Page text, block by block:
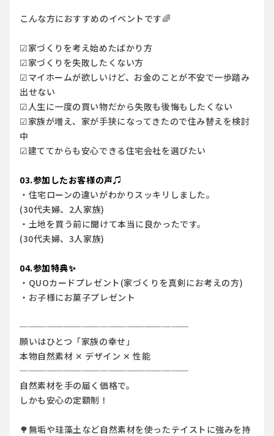
こんな方におすすめのイベントです🌈
☑家づくりを考え始めたばかり方
☑家づくりを失敗したくない方
☑マイホームが欲しいけど、お金のことが不安で一歩踏み
出せない
☑人生に一度の買い物だから失敗も後悔もしたくない
☑家族が増え、家が手狭になってきたので住み替えを検討
中
☑建ててからも安心できる住宅会社を選びたい
03.参加したお客様の声♫
・住宅ローンの違いがわかりスッキリしました。
(30代夫婦、2人家族)
・土地を買う前に聞けて本当に良かったです。
(30代夫婦、3人家族)
04.参加特典✨
・QUOカードプレゼント(家づくりを真剣にお考えの方)
・お子様にお菓子プレゼント
───────────────────
願いはひとつ「家族の幸せ」
本物自然素材 ✕ デザイン ✕ 性能
───────────────────
自然素材を手の届く価格で。
しかも安心の定額制！
🌳無垢や珪藻土など自然素材を使ったテイストに強みを持